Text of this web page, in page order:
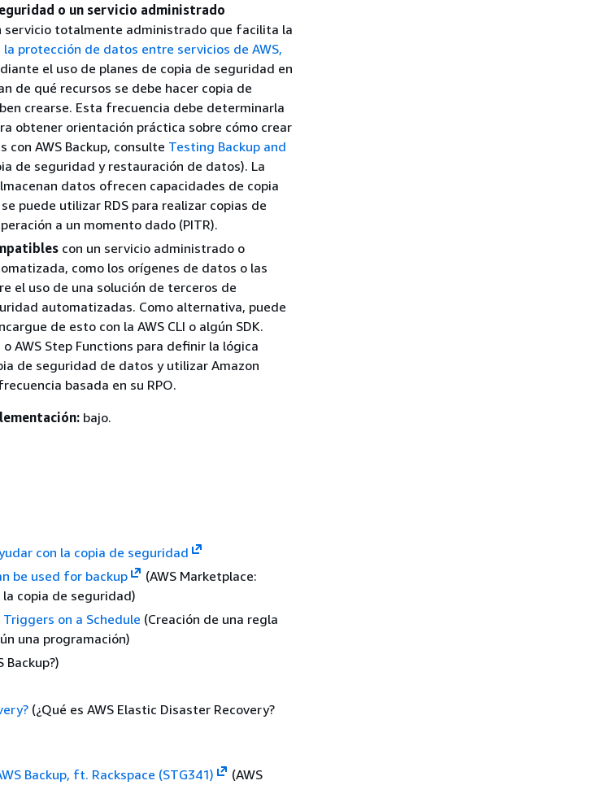
o un servicio administrado
servicio totalmente administrado que facilita la
protección de datos entre servicios de AWS,
el uso de planes de copia de seguridad en
de qué recursos se debe hacer copia de
crearse. Esta frecuencia debe determinarla
obtener orientación práctica sobre cómo crear
AWS Backup, consulte Testing Backup and
de seguridad y restauración de datos). La
datos ofrecen capacidades de copia
puede utilizar RDS para realizar copias de
a un momento dado (PITR).
con un servicio administrado o
como los orígenes de datos o las
el uso de una solución de terceros de
automatizadas. Como alternativa, puede
de esto con la AWS CLI o algún SDK.
AWS Step Functions para definir la lógica
de seguridad de datos y utilizar Amazon
basada en su RPO.
bajo.
con la copia de seguridad
be used for backup
(AWS Marketplace:
copia de seguridad)
on a Schedule (Creación de una regla
una programación)
Backup?)
(¿Qué es AWS Elastic Disaster Recovery?
Backup, ft. Rackspace (STG341)
(AWS